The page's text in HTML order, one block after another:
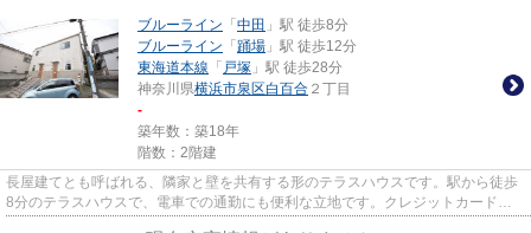
ブルーライン 「 中田 」駅 徒歩8分
ブルーライン 「 踊場 」駅 徒歩12分
東海道本線 「 戸塚 」駅 徒歩28分
神奈川県横浜市泉区白百合 ２丁目
-
築年数：築18年
階数：2階建
長屋建てとも呼ばれる、隣家と壁を共有する形のテラスハウスです。駅から徒歩
8分のテラスハウスで、電車での通勤にも便利な立地です。クレジットカードで